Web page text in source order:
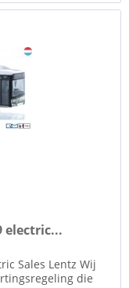
electric...
Sales Lentz Wij
die